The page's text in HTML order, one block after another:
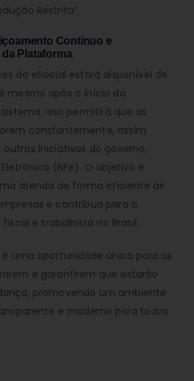
Restrita”.
Contínuo e
Plataforma
do eSocial estará disponível de
mesmo após o início da
Isso permitirá que as
constantemente, assim
iniciativas do governo,
(NFe). O objetivo é
atenda de forma eficiente às
e contribua para a
e trabalhista no Brasil.
é uma oportunidade única para as
e garantirem que estarão
promovendo um ambiente
e moderno para todos